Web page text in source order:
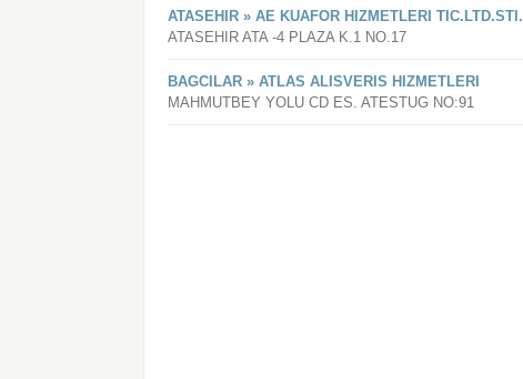
ATASEHIR » AE KUAFOR HIZMETLERI TIC.LTD.STI.
ATASEHIR ATA -4 PLAZA K.1 NO.17
BAGCILAR » ATLAS ALISVERIS HIZMETLERI
MAHMUTBEY YOLU CD ES. ATESTUG NO:91